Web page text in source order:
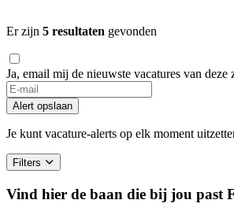
Er zijn 5 resultaten gevonden
Ja, email mij de nieuwste vacatures van deze
Alert opslaan
Je kunt vacature-alerts op elk moment
Filters
Vind hier de baan die bij jou past